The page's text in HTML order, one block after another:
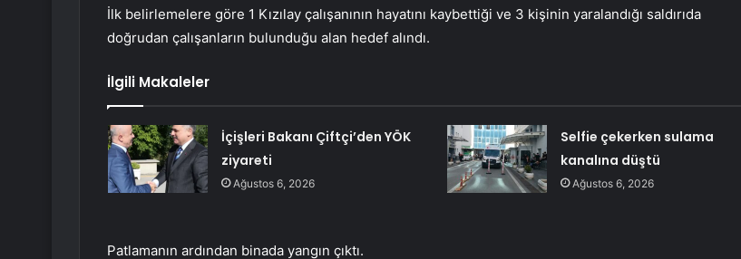
İlk belirlemelere göre 1 Kızılay çalışanının hayatını kaybettiği ve 3 kişinin yaralandığı saldırıda
doğrudan çalışanların bulunduğu alan hedef alındı.
İlgili Makaleler
İçişleri Bakanı Çiftçi’den YÖK
ziyareti
Ağustos 6, 2026
Selfie çekerken sulama
kanalına düştü
Ağustos 6, 2026
Patlamanın ardından binada yangın çıktı.